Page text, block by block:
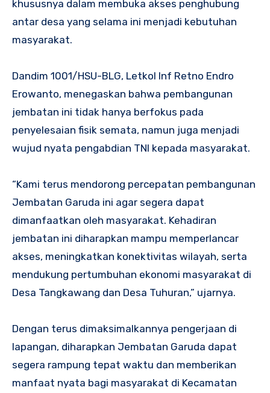
khususnya dalam membuka akses penghubung
antar desa yang selama ini menjadi kebutuhan
masyarakat.
Dandim 1001/HSU-BLG, Letkol Inf Retno Endro
Erowanto, menegaskan bahwa pembangunan
jembatan ini tidak hanya berfokus pada
penyelesaian fisik semata, namun juga menjadi
wujud nyata pengabdian TNI kepada masyarakat.
“Kami terus mendorong percepatan pembangunan
Jembatan Garuda ini agar segera dapat
dimanfaatkan oleh masyarakat. Kehadiran
jembatan ini diharapkan mampu memperlancar
akses, meningkatkan konektivitas wilayah, serta
mendukung pertumbuhan ekonomi masyarakat di
Desa Tangkawang dan Desa Tuhuran,” ujarnya.
Dengan terus dimaksimalkannya pengerjaan di
lapangan, diharapkan Jembatan Garuda dapat
segera rampung tepat waktu dan memberikan
manfaat nyata bagi masyarakat di Kecamatan